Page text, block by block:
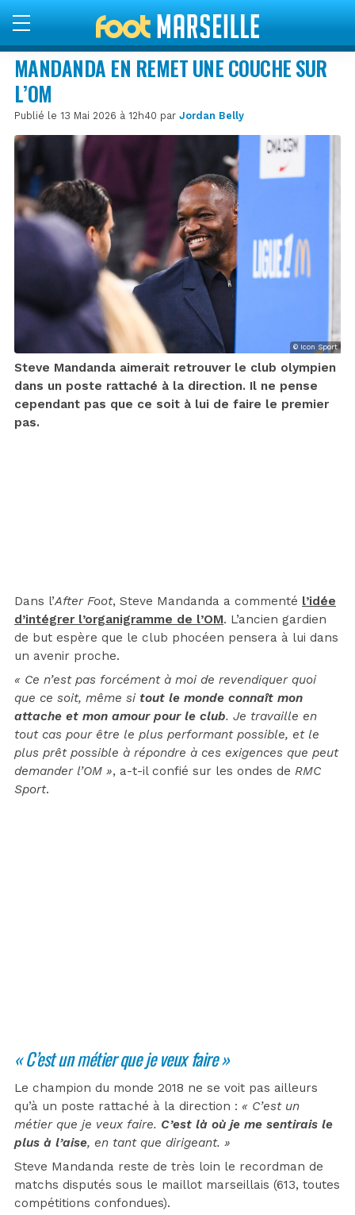
MANDANDA EN REMET UNE COUCHE SUR
L’OM
Publié le 13 Mai 2026 à 12h40 par Jordan Belly
© Icon Sport
Steve Mandanda aimerait retrouver le club olympien
dans un poste rattaché à la direction. Il ne pense
cependant pas que ce soit à lui de faire le premier
pas.
Dans l’After Foot, Steve Mandanda a commenté l’idée
d’intégrer l’organigramme de l’OM. L’ancien gardien
de but espère que le club phocéen pensera à lui dans
un avenir proche.
« Ce n’est pas forcément à moi de revendiquer quoi
que ce soit, même si tout le monde connaît mon
attache et mon amour pour le club. Je travaille en
tout cas pour être le plus performant possible, et le
plus prêt possible à répondre à ces exigences que peut
demander l’OM », a-t-il confié sur les ondes de RMC
Sport.
« C’est un métier que je veux faire »
Le champion du monde 2018 ne se voit pas ailleurs
qu’à un poste rattaché à la direction : « C’est un
métier que je veux faire. C’est là où je me sentirais le
plus à l’aise, en tant que dirigeant. »
Steve Mandanda reste de très loin le recordman de
matchs disputés sous le maillot marseillais (613, toutes
compétitions confondues).